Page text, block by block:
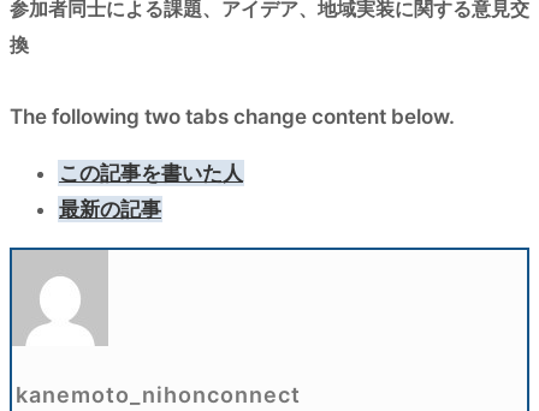
参加者同士による課題、アイデア、地域実装に関する意見交
換
The following two tabs change content below.
この記事を書いた人
最新の記事
kanemoto_nihonconnect